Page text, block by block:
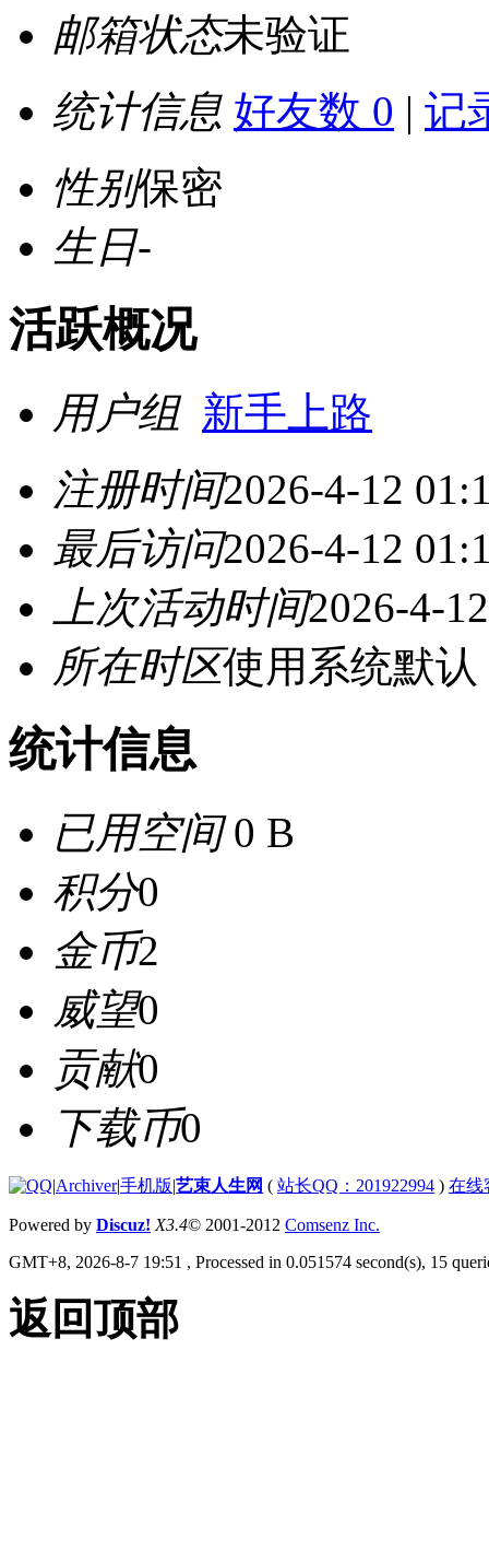
邮箱状态未验证
统计信息 好友数 0 | 记
性别保密
生日-
活跃概况
用户组 新手上路
注册时间2026-4-12
最后访问2026-4-12
上次活动时间2026-4-
所在时区使用系统默认
统计信息
已用空间0 B
积分0
金币2
威望0
贡献0
下载币0
|Archiver|手机版|艺束人生网 ( 站长QQ：201922994 ) 在线
Powered by Discuz! X3.4© 2001-2012 Comsenz Inc.
GMT+8, 2026-8-7 19:51 , Processed in 0.051574 second(s), 15
返回顶部